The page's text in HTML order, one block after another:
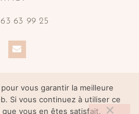
63 99 25
vous garantir la meilleure
Si vous continuez à utiliser ce
vous en êtes satisfait.